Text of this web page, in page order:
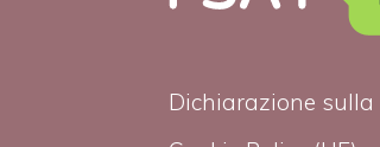
Dichiarazione sulla